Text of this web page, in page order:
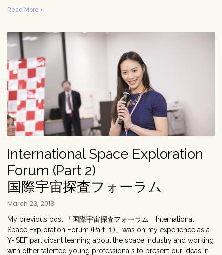
Read More »
International Space Exploration
Forum (Part 2)
国際宇宙探査フォーラム
March 23, 2018
My previous post 「国際宇宙探査フォーラム International
Space Exploration Forum (Part １)」was on my experience as a
Y-ISEF participant learning about the space industry and working
with other talented young professionals to present our ideas in